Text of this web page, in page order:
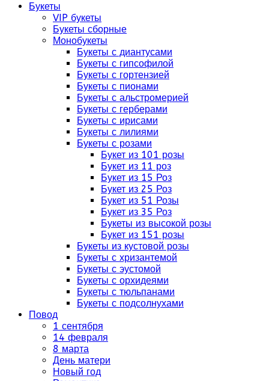
Букеты
VIP букеты
Букеты сборные
Монобукеты
Букеты с диантусами
Букеты с гипсофилой
Букеты с гортензией
Букеты с пионами
Букеты с альстромерией
Букеты с герберами
Букеты с ирисами
Букеты с лилиями
Букеты с розами
Букет из 101 розы
Букет из 11 роз
Букет из 15 Роз
Букет из 25 Роз
Букет из 51 Розы
Букет из 35 Роз
Букеты из высокой розы
Букет из 151 розы
Букеты из кустовой розы
Букеты с хризантемой
Букеты с эустомой
Букеты с орхидеями
Букеты с тюльпанами
Букеты с подсолнухами
Повод
1 сентября
14 февраля
8 марта
День матери
Новый год